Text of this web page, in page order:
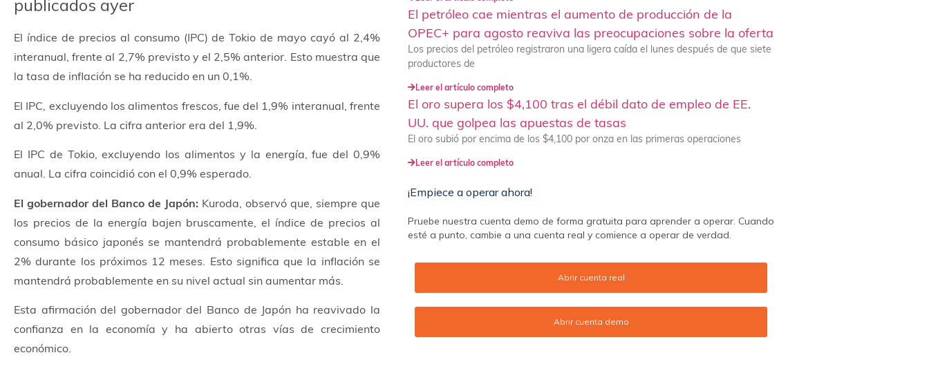
publicados ayer
El índice de precios al consumo (IPC) de Tokio de mayo cayó al 2,4%
interanual, frente al 2,7% previsto y el 2,5% anterior. Esto muestra que
la tasa de inflación se ha reducido en un 0,1%.
El IPC, excluyendo los alimentos frescos, fue del 1,9% interanual, frente
al 2,0% previsto. La cifra anterior era del 1,9%.
El IPC de Tokio, excluyendo los alimentos y la energía, fue del 0,9%
anual. La cifra coincidió con el 0,9% esperado.
El gobernador del Banco de Japón: Kuroda, observó que, siempre que
los precios de la energía bajen bruscamente, el índice de precios al
consumo básico japonés se mantendrá probablemente estable en el
2% durante los próximos 12 meses. Esto significa que la inflación se
mantendrá probablemente en su nivel actual sin aumentar más.
Esta afirmación del gobernador del Banco de Japón ha reavivado la
confianza en la economía y ha abierto otras vías de crecimiento
económico.
El petróleo cae mientras el aumento de producción de la
OPEC+ para agosto reaviva las preocupaciones sobre la oferta
Los precios del petróleo registraron una ligera caída el lunes después de que siete
productores de
Leer el artículo completo
El oro supera los $4,100 tras el débil dato de empleo de EE.
UU. que golpea las apuestas de tasas
El oro subió por encima de los $4,100 por onza en las primeras operaciones
Leer el artículo completo
¡Empiece a operar ahora!
Pruebe nuestra cuenta demo de forma gratuita para aprender a operar. Cuando
esté a punto, cambie a una cuenta real y comience a operar de verdad.
Abrir cuenta real
Abrir cuenta demo